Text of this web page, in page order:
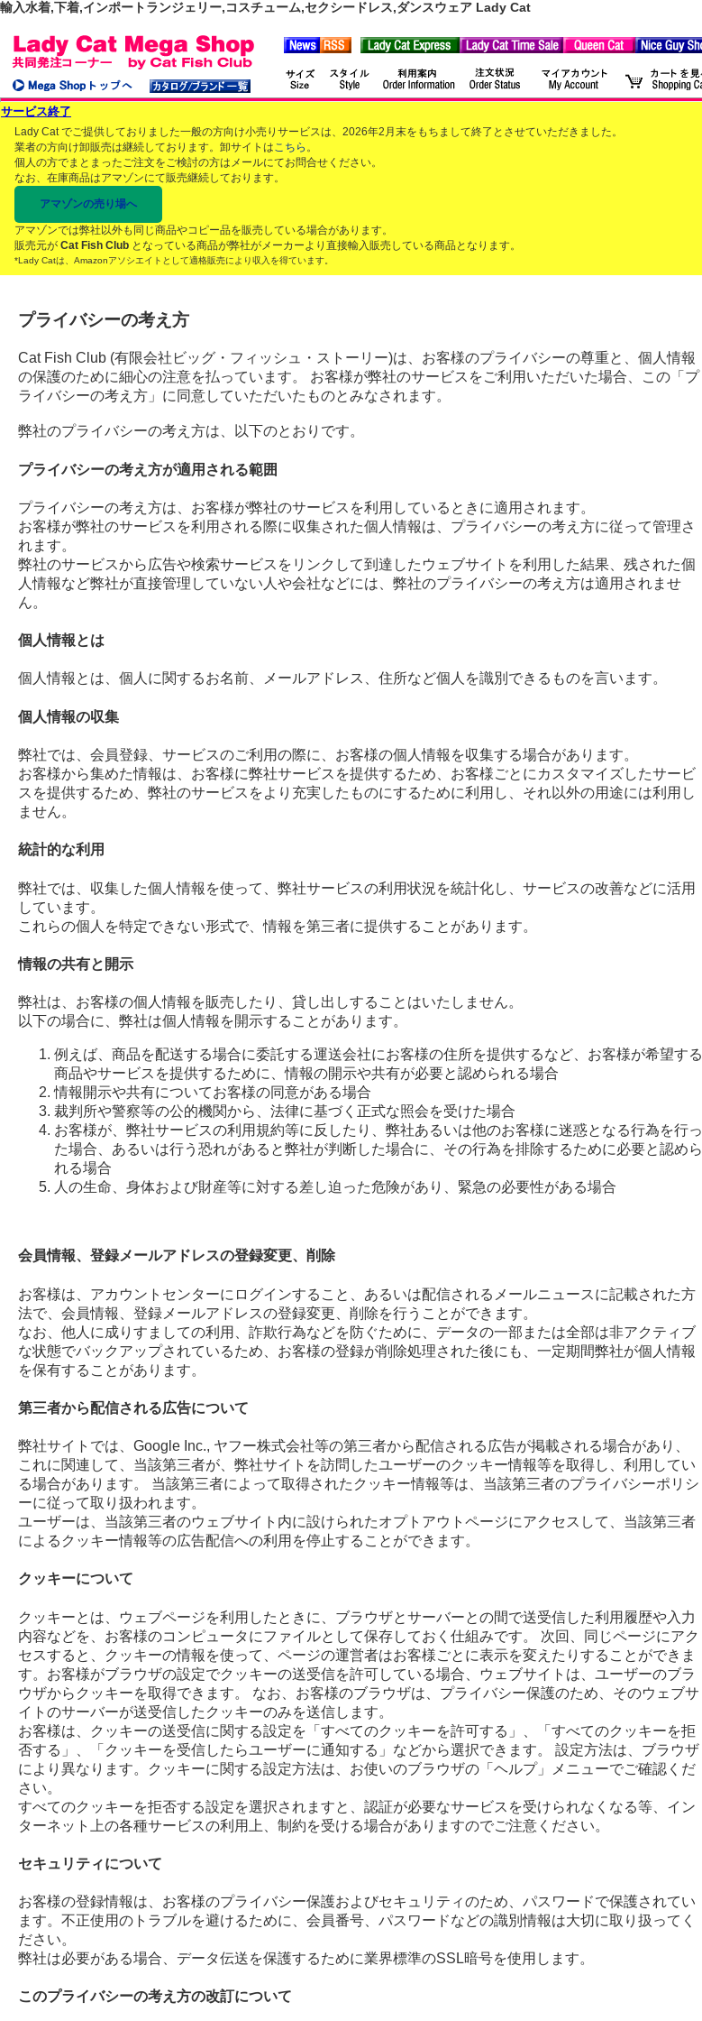
輸入水着,下着,インポートランジェリー,コスチューム,セクシードレス,ダンスウェア Lady Cat
サービス終了
Lady Cat でご提供しておりました一般の方向け小売りサービスは、2026年2月末をもちまして終了とさせていただきました。
業者の方向け卸販売は継続しております。卸サイトはこちら 。
個人の方でまとまったご注文をご検討の方はメールにてお問合せください。
なお、在庫商品はアマゾンにて販売継続しております。
アマゾンの売り場へ
アマゾンでは弊社以外も同じ商品やコピー品を販売している場合があります。
販売元が Cat Fish Club となっている商品が弊社がメーカーより直接輸入販売している商品となります。
*Lady Catは、Amazonアソシエイトとして適格販売により収入を得ています。
プライバシーの考え方
Cat Fish Club (有限会社ビッグ・フィッシュ・ストーリー)は、お客様のプライバシーの尊重と、個人情報
の保護のために細心の注意を払っています。 お客様が弊社のサービスをご利用いただいた場合、この「プ
ライバシーの考え方」に同意していただいたものとみなされます。
弊社のプライバシーの考え方は、以下のとおりです。
プライバシーの考え方が適用される範囲
プライバシーの考え方は、お客様が弊社のサービスを利用しているときに適用されます。
お客様が弊社のサービスを利用される際に収集された個人情報は、プライバシーの考え方に従って管理さ
れます。
弊社のサービスから広告や検索サービスをリンクして到達したウェブサイトを利用した結果、残された個
人情報など弊社が直接管理していない人や会社などには、弊社のプライバシーの考え方は適用されませ
ん。
個人情報とは
個人情報とは、個人に関するお名前、メールアドレス、住所など個人を識別できるものを言います。
個人情報の収集
弊社では、会員登録、サービスのご利用の際に、お客様の個人情報を収集する場合があります。
お客様から集めた情報は、お客様に弊社サービスを提供するため、お客様ごとにカスタマイズしたサービ
スを提供するため、弊社のサービスをより充実したものにするために利用し、それ以外の用途には利用し
ません。
統計的な利用
弊社では、収集した個人情報を使って、弊社サービスの利用状況を統計化し、サービスの改善などに活用
しています。
これらの個人を特定できない形式で、情報を第三者に提供することがあります。
情報の共有と開示
弊社は、お客様の個人情報を販売したり、貸し出しすることはいたしません。
以下の場合に、弊社は個人情報を開示することがあります。
例えば、商品を配送する場合に委託する運送会社にお客様の住所を提供するなど、お客様が希望する
商品やサービスを提供するために、情報の開示や共有が必要と認められる場合
情報開示や共有についてお客様の同意がある場合
裁判所や警察等の公的機関から、法律に基づく正式な照会を受けた場合
お客様が、弊社サービスの利用規約等に反したり、弊社あるいは他のお客様に迷惑となる行為を行っ
た場合、あるいは行う恐れがあると弊社が判断した場合に、その行為を排除するために必要と認めら
れる場合
人の生命、身体および財産等に対する差し迫った危険があり、緊急の必要性がある場合
会員情報、登録メールアドレスの登録変更、削除
お客様は、アカウントセンターにログインすること、あるいは配信されるメールニュースに記載された方
法で、会員情報、登録メールアドレスの登録変更、削除を行うことができます。
なお、他人に成りすましての利用、詐欺行為などを防ぐために、データの一部または全部は非アクティブ
な状態でバックアップされているため、お客様の登録が削除処理された後にも、一定期間弊社が個人情報
を保有することがあります。
第三者から配信される広告について
弊社サイトでは、Google Inc., ヤフー株式会社等の第三者から配信される広告が掲載される場合があり、
これに関連して、当該第三者が、弊社サイトを訪問したユーザーのクッキー情報等を取得し、利用してい
る場合があります。 当該第三者によって取得されたクッキー情報等は、当該第三者のプライバシーポリシ
ーに従って取り扱われます。
ユーザーは、当該第三者のウェブサイト内に設けられたオプトアウトページにアクセスして、当該第三者
によるクッキー情報等の広告配信への利用を停止することができます。
クッキーについて
クッキーとは、ウェブページを利用したときに、ブラウザとサーバーとの間で送受信した利用履歴や入力
内容などを、お客様のコンピュータにファイルとして保存しておく仕組みです。 次回、同じページにアク
セスすると、クッキーの情報を使って、ページの運営者はお客様ごとに表示を変えたりすることができま
す。お客様がブラウザの設定でクッキーの送受信を許可している場合、ウェブサイトは、ユーザーのブラ
ウザからクッキーを取得できます。 なお、お客様のブラウザは、プライバシー保護のため、そのウェブサ
イトのサーバーが送受信したクッキーのみを送信します。
お客様は、クッキーの送受信に関する設定を「すべてのクッキーを許可する」、「すべてのクッキーを拒
否する」、「クッキーを受信したらユーザーに通知する」などから選択できます。 設定方法は、ブラウザ
により異なります。クッキーに関する設定方法は、お使いのブラウザの「ヘルプ」メニューでご確認くだ
さい。
すべてのクッキーを拒否する設定を選択されますと、認証が必要なサービスを受けられなくなる等、イン
ターネット上の各種サービスの利用上、制約を受ける場合がありますのでご注意ください。
セキュリティについて
お客様の登録情報は、お客様のプライバシー保護およびセキュリティのため、パスワードで保護されてい
ます。不正使用のトラブルを避けるために、会員番号、パスワードなどの識別情報は大切に取り扱ってく
ださい。
弊社は必要がある場合、データ伝送を保護するために業界標準のSSL暗号を使用します。
このプライバシーの考え方の改訂について